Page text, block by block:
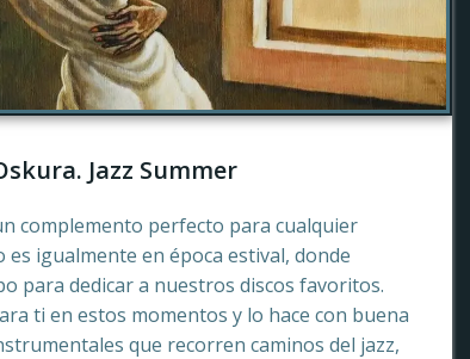
Jazz Summer
complemento perfecto para cualquier
igualmente en época estival, donde
para dedicar a nuestros discos favoritos.
ti en estos momentos y lo hace con buena
que recorren caminos del jazz,